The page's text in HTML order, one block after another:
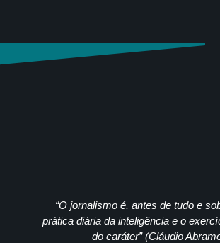
“O jornalismo é, antes de tudo e
prática diária da inteligência e o
do caráter” (Cláudio